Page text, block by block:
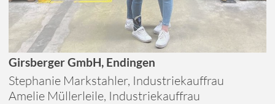
Girsberger GmbH, Endingen
Stephanie Markstahler, Industriekauffrau
Amelie Müllerleile, Industriekauffrau